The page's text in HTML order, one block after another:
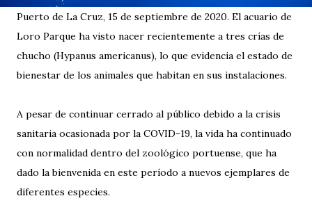
Puerto de La Cruz, 15 de septiembre de 2020. El acuario de
Loro Parque ha visto nacer recientemente a tres crías de
chucho (Hypanus americanus), lo que evidencia el estado de
bienestar de los animales que habitan en sus instalaciones.
A pesar de continuar cerrado al público debido a la crisis
sanitaria ocasionada por la COVID-19, la vida ha continuado
con normalidad dentro del zoológico portuense, que ha
dado la bienvenida en este período a nuevos ejemplares de
diferentes especies.